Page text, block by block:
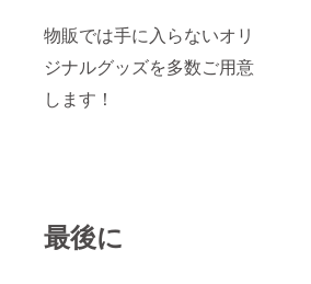
物販では手に入らないオリ
ジナルグッズを多数ご用意
します！
最後に